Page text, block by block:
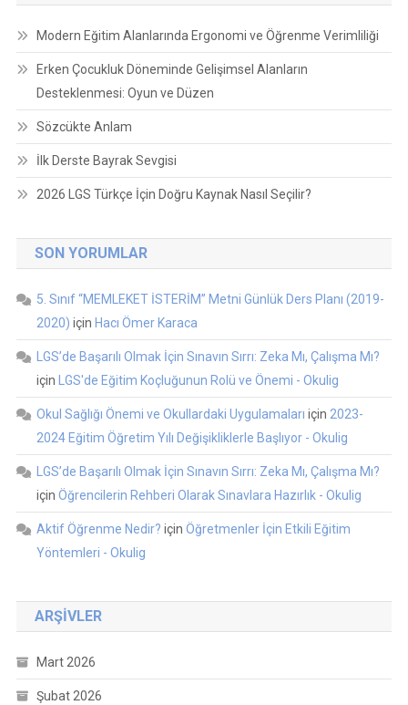
Modern Eğitim Alanlarında Ergonomi ve Öğrenme Verimliliği
Erken Çocukluk Döneminde Gelişimsel Alanların
Desteklenmesi: Oyun ve Düzen
Sözcükte Anlam
İlk Derste Bayrak Sevgisi
2026 LGS Türkçe İçin Doğru Kaynak Nasıl Seçilir?
SON YORUMLAR
5. Sınıf “MEMLEKET İSTERİM” Metni Günlük Ders Planı (2019-
2020) için Hacı Ömer Karaca
LGS’de Başarılı Olmak İçin Sınavın Sırrı: Zeka Mı, Çalışma Mı?
için
LGS'de Eğitim Koçluğunun Rolü ve Önemi - Okulig
Okul Sağlığı Önemi ve Okullardaki Uygulamaları için 2023-
2024 Eğitim Öğretim Yılı Değişikliklerle Başlıyor - Okulig
LGS’de Başarılı Olmak İçin Sınavın Sırrı: Zeka Mı, Çalışma Mı?
için Öğrencilerin Rehberi Olarak Sınavlara Hazırlık - Okulig
Aktif Öğrenme Nedir? için Öğretmenler İçin Etkili Eğitim
Yöntemleri - Okulig
ARŞIVLER
Mart 2026
Şubat 2026